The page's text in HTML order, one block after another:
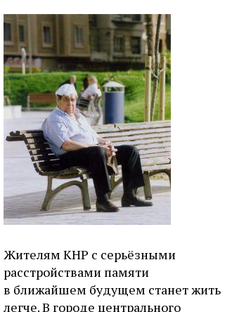
Жителям КНР с серьёзными
расстройствами памяти
в ближайшем будущем станет жить
легче. В городе центрального